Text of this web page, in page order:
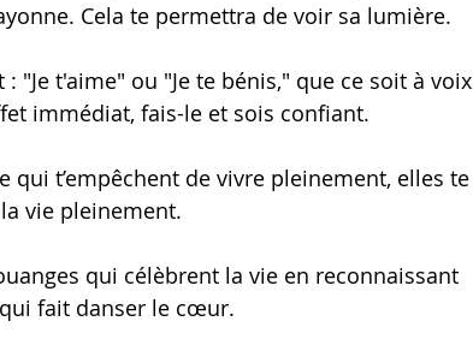
Cela te permettra de voir sa lumière.
t'aime" ou "Je te bénis," que ce soit à voix
immédiat, fais-le et sois confiant.
qui t’empêchent de vivre pleinement, elles te
vie pleinement.
qui célèbrent la vie en reconnaissant
fait danser le cœur.